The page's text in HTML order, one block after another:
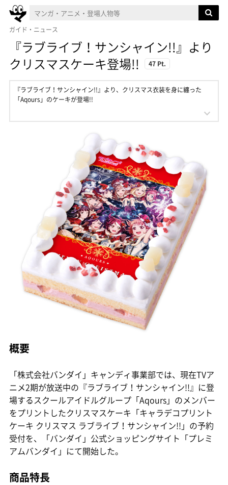
ガイド・ニュース
『ラブライブ！サンシャイン!!』より
クリスマスケーキ登場!!
47 Pt.
『ラブライブ！サンシャイン!!』より、クリスマス衣装を身に纏った
「Aqours」のケーキが登場!!
概要
「株式会社バンダイ」キャンディ事業部では、現在TVア
ニメ2期が放送中の『ラブライブ！サンシャイン!!』に登
場するスクールアイドルグループ「Aqours」のメンバー
をプリントしたクリスマスケーキ「キャラデコプリント
ケーキ クリスマス ラブライブ！サンシャイン!!」の予約
受付を、「バンダイ」公式ショッピングサイト「プレミ
アムバンダイ」にて開始した。
商品特長